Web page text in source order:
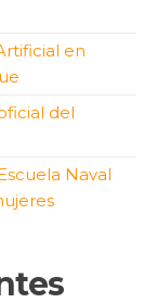
en
del
Naval